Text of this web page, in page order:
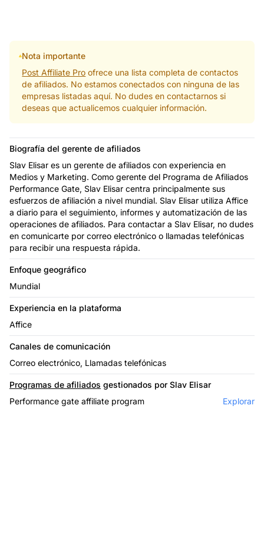
Nota importante
Post Affiliate Pro ofrece una lista completa de contactos
de afiliados. No estamos conectados con ninguna de las
empresas listadas aquí. No dudes en contactarnos si
deseas que actualicemos cualquier información.
Biografía del gerente de afiliados
Slav Elisar es un gerente de afiliados con experiencia en
Medios y Marketing. Como gerente del Programa de Afiliados
Performance Gate, Slav Elisar centra principalmente sus
esfuerzos de afiliación a nivel mundial. Slav Elisar utiliza Affice
a diario para el seguimiento, informes y automatización de las
operaciones de afiliados. Para contactar a Slav Elisar, no dudes
en comunicarte por correo electrónico o llamadas telefónicas
para recibir una respuesta rápida.
Enfoque geográfico
Mundial
Experiencia en la plataforma
Affice
Canales de comunicación
Correo electrónico, Llamadas telefónicas
Programas de afiliados gestionados por Slav Elisar
Performance gate affiliate program
Explorar